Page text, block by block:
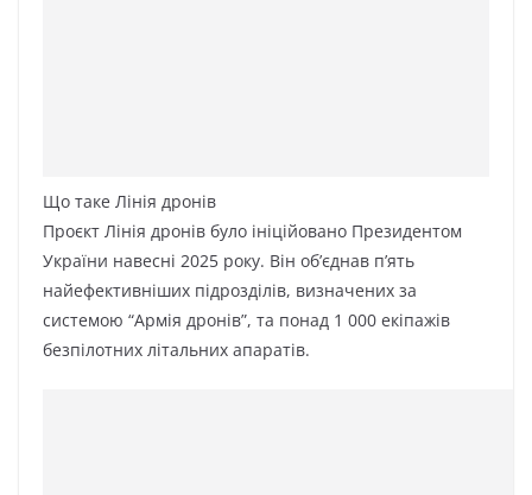
Що таке Лінія дронів
Проєкт Лінія дронів було ініційовано Президентом
України навесні 2025 року. Він об’єднав п’ять
найефективніших підрозділів, визначених за
системою “Армія дронів”, та понад 1 000 екіпажів
безпілотних літальних апаратів.